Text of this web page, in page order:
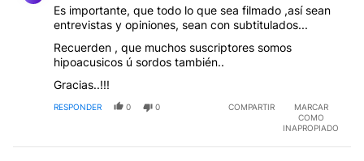
Es importante, que todo lo que sea filmado ,así sean
entrevistas y opiniones, sean con subtitulados...
Recuerden , que muchos suscriptores somos
hipoacusicos ú sordos también..
Gracias..!!!
RESPONDER 0 0 COMPARTIR
MARCAR
COMO
INAPROPIADO